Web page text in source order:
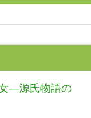
―源氏物語の